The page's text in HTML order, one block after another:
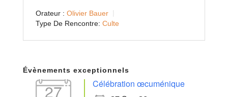
Orateur : Olivier Bauer
Type De Rencontre: Culte
Évènements exceptionnels
27
Célébration œcuménique